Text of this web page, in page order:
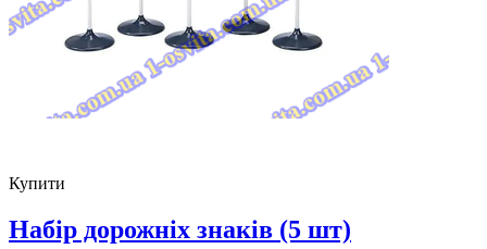
Купити
Набір дорожніх знаків (5 шт)